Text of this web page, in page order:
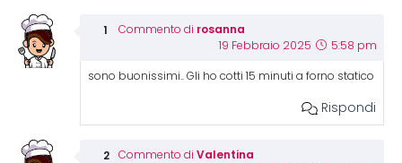
Commento di rosanna
19 Febbraio 2025 5:58 pm
sono buonissimi.. Gli ho cotti 15 minuti a forno statico
Rispondi
Commento di Valentina